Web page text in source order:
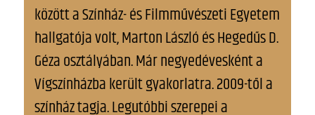
között a Színház- és Filmművészeti Egyetem
hallgatója volt, Marton László és Hegedűs D.
Géza osztályában. Már negyedévesként a
Vígszínházba került gyakorlatra. 2009-től a
színház tagja. Legutóbbi szerepei a